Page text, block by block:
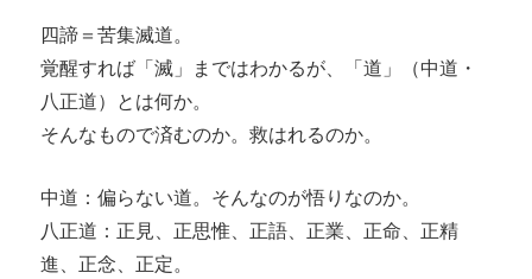
四諦＝苦集滅道。
覚醒すれば「滅」まではわかるが、「道」（中道・
八正道）とは何か。
そんなもので済むのか。救はれるのか。
中道：偏らない道。そんなのが悟りなのか。
八正道：正見、正思惟、正語、正業、正命、正精
進、正念、正定。